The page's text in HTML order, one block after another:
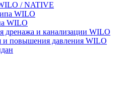
/ NATIVE
WILO
WILO
дренажа и канализации WILO
и повышения давления WILO